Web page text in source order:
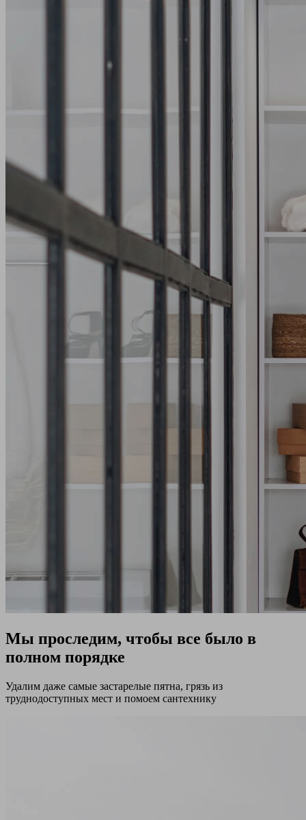
Мы проследим, чтобы все было в
полном порядке
Удалим даже самые застарелые пятна, грязь из
труднодоступных мест и помоем сантехнику